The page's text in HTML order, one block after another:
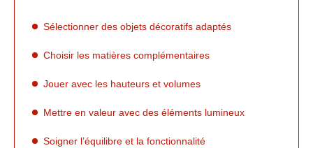
Sélectionner des objets décoratifs adaptés
Choisir les matières complémentaires
Jouer avec les hauteurs et volumes
Mettre en valeur avec des éléments lumineux
Soigner l’équilibre et la fonctionnalité